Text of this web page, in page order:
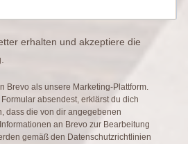
erhalten und akzeptiere die
Brevo als unsere Marketing-Plattform.
Formular absendest, erklärst du dich
dass die von dir angegebenen
an Brevo zur Bearbeitung
gemäß den Datenschutzrichtlinien